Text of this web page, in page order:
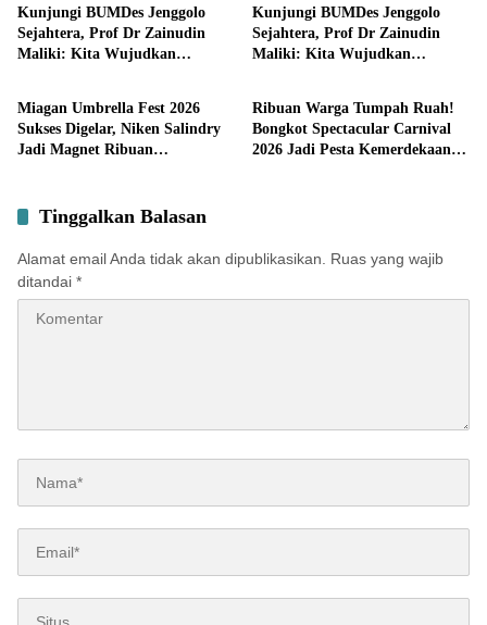
Kunjungi BUMDes Jenggolo
Sejahtera, Prof Dr Zainudin
Maliki: Kita Wujudkan
Kunjungi BUMDes Jenggolo
Sejahtera, Prof Dr Zainudin
Maliki: Kita Wujudkan
Pemerintahan
Miagan Umbrella Fest 2026
Sukses Digelar, Niken Salindry
Jadi Magnet Ribuan
Pemerintahan
Ribuan Warga Tumpah Ruah!
Bongkot Spectacular Carnival
2026 Jadi Pesta Kemerdekaan
Tinggalkan Balasan
Alamat email Anda tidak akan dipublikasikan.
Ruas yang wajib
ditandai *